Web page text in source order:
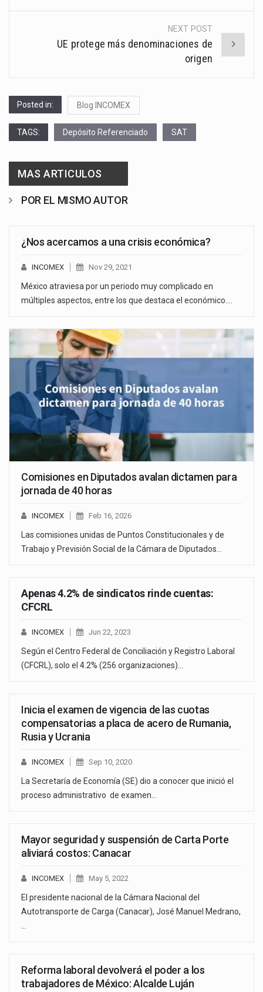
NEXT POST
UE protege más denominaciones de
origen
Posted in: Blog INCOMEX
TAGS: Depósito Referenciado SAT
MAS ARTICULOS
POR EL MISMO AUTOR
¿Nos acercamos a una crisis económica?
INCOMEX Nov 29, 2021
México atraviesa por un periodo muy complicado en
múltiples aspectos, entre los que destaca el económico.…
Comisiones en Diputados avalan dictamen para
jornada de 40 horas
INCOMEX Feb 16, 2026
Las comisiones unidas de Puntos Constitucionales y de
Trabajo y Previsión Social de la Cámara de Diputados…
Apenas 4.2% de sindicatos rinde cuentas:
CFCRL
INCOMEX Jun 22, 2023
Según el Centro Federal de Conciliación y Registro Laboral
(CFCRL), solo el 4.2% (256 organizaciones)…
Inicia el examen de vigencia de las cuotas
compensatorias a placa de acero de Rumania,
Rusia y Ucrania
INCOMEX Sep 10, 2020
La Secretaría de Economía (SE) dio a conocer que inició el
proceso administrativo de examen…
Mayor seguridad y suspensión de Carta Porte
aliviará costos: Canacar
INCOMEX May 5, 2022
El presidente nacional de la Cámara Nacional del
Autotransporte de Carga (Canacar), José Manuel Medrano,
Reforma laboral devolverá el poder a los
trabajadores de México: Alcalde Luján